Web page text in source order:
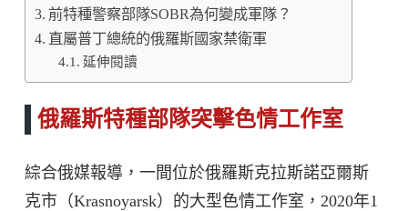
前特種警察部隊SOBR為何變成軍隊？
直屬普丁總統的俄羅斯國家禁衛軍
延伸閱讀
俄羅斯特種部隊突擊色情工作室
綜合俄媒報導，一間位於俄羅斯克拉斯諾亞爾斯
克市（Krasnoyarsk）的大型色情工作室，2020年1